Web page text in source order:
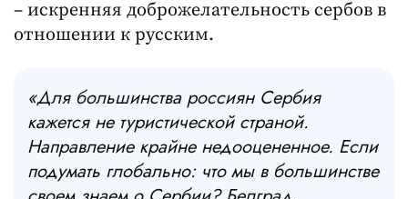
– искренняя доброжелательность сербов в
отношении к русским.
«Для большинства россиян Сербия
кажется не туристической страной.
Направление крайне недооцененное. Если
подумать глобально: что мы в большинстве